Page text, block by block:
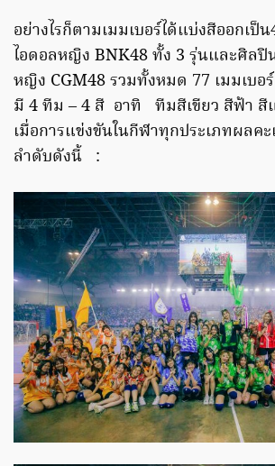
อย่างไรก็ตามเมมเบอร์ได้แบ่งสีออกเ
ไอดอลหญิง BNK48 ทั้ง 3 รุ่นและศิลปิ
หญิง CGM48 รวมทั้งหมด 77 เมมเบ
มี 4 ทีม – 4 สี อาทิ ทีมสีเขียว สีฟ้า สี
เมื่อการแข่งขันในกีฬาทุกประเภทผลค
ลำดับดังนี้ :